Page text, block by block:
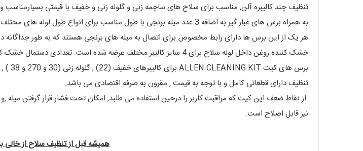
به همراه برس های غبار گیر به اضافه 3 عدد میله برنجی با طول مناسب برای انواع طول لوله های مختلف عرضه شده است.
هر یک از این برس ها دارای رابط مخصوص برای اتصال به میله های برنجی هستند که به طور
خشک کننده روغن داخل لوله سلاح برای 4 سایز کالیبر مختلف عرضه شده است. تعدادی دستمال خشک کن نیز در انتهای بسته این کیت به همراه برگه راهنمای برش سایز دستمال موجود است.
تنظیف دارای قطعاتی کامل و با توجه به قیمت , مقرون به صرفه اقتصادی می باشد.
از نقاط ضعف این کیت که مراقبت کاربر را درحین استفاده می طلبد, امکان تحت فشار قرار گرفتن
نیز قابل اصلاح است.
همیشه قبل از تنظیف سلاح از